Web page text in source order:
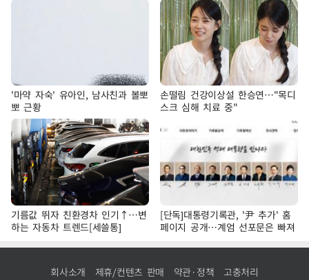
'마약 자숙' 유아인, 남사친과 볼뽀
뽀 근황
손떨림 건강이상설 한승연…"목디
스크 심해 치료 중"
기름값 뛰자 친환경차 인기↑…변
하는 자동차 트렌드[세쓸통]
[단독]대통령기록관, '尹 추가' 홈
페이지 공개…계엄 선포문은 빠져
회사소개 제휴/컨텐츠 판매 약관·정책 고충처리